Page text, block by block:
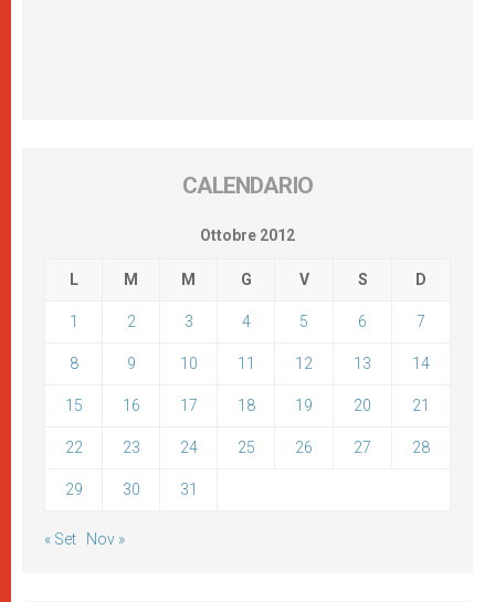
CALENDARIO
Ottobre 2012
L M M G V S D
1 2 3 4 5 6 7
8 9 10 11 12 13 14
15 16 17 18 19 20 21
22 23 24 25 26 27 28
29 30 31
« Set Nov »